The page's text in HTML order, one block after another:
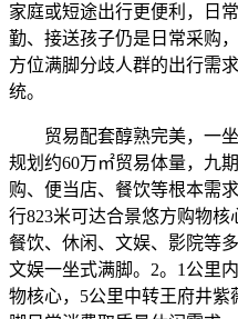
家庭或短途出行更便利，日
勤、接送孩子仍是日常采购
方位满脚分歧人群的出行需
统。
贸易配套醇熟完美，一坐
规划约60万㎡贸易体量，九
购、便当店、餐饮等根本需
行823米可达合景悠方购物核
餐饮、休闲、文娱、影院等
文娱一坐式满脚。2。1公里
物核心，5公里中转王府井